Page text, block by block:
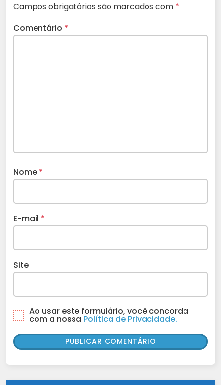
Campos obrigatórios são marcados com *
Comentário *
Nome *
E-mail *
Site
Ao usar este formulário, você concorda
com a nossa Política de Privacidade.